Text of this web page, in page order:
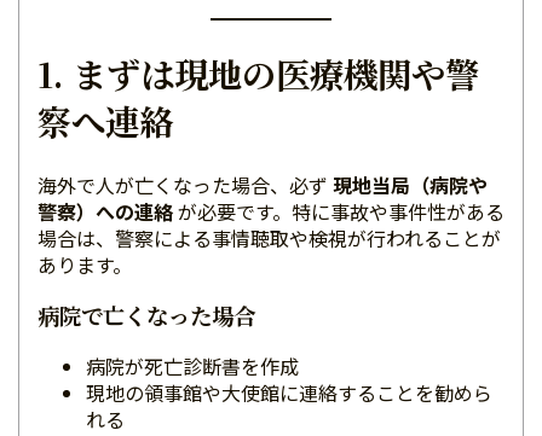
1. まずは現地の医療機関や警
察へ連絡
海外で人が亡くなった場合、必ず 現地当局（病院や
警察）への連絡が必要です。特に事故や事件性がある
場合は、警察による事情聴取や検視が行われることが
あります。
病院で亡くなった場合
病院が死亡診断書を作成
現地の領事館や大使館に連絡することを勧めら
れる